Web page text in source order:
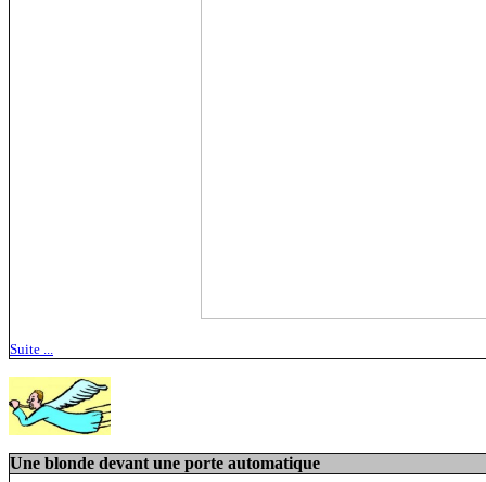
Suite ...
Une blonde devant une porte automatique